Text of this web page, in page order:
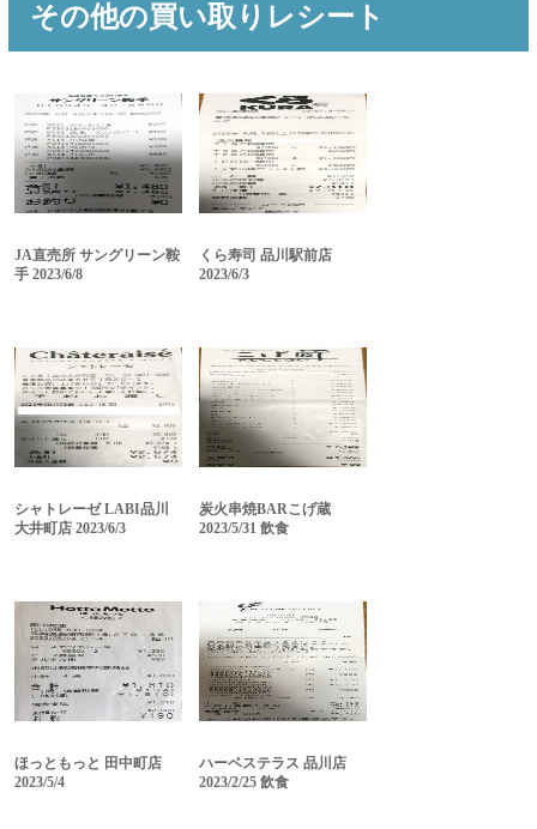
その他の買い取りレシート
JA直売所 サングリーン鞍
手 2023/6/8
くら寿司 品川駅前店
2023/6/3
シャトレーゼ LABI品川
大井町店 2023/6/3
炭火串焼BARこげ蔵
2023/5/31 飲食
ほっともっと 田中町店
2023/5/4
ハーベステラス 品川店
2023/2/25 飲食